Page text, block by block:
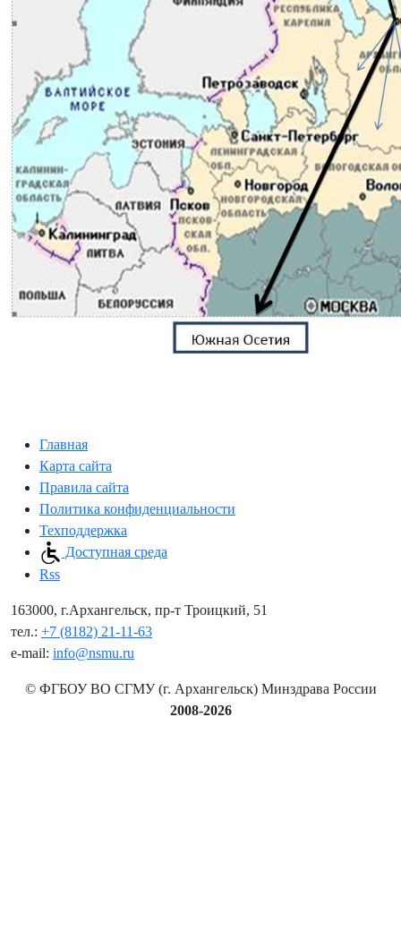
Главная
Карта сайта
Правила сайта
Политика конфиденциальности
Техподдержка
Доступная среда
Rss
163000, г.Архангельск, пр-т Троицкий, 51
тел.: +7 (8182) 21-11-63
e-mail: info@nsmu.ru
© ФГБОУ ВО СГМУ (г. Архангельск) Минздрава России
2008-2026